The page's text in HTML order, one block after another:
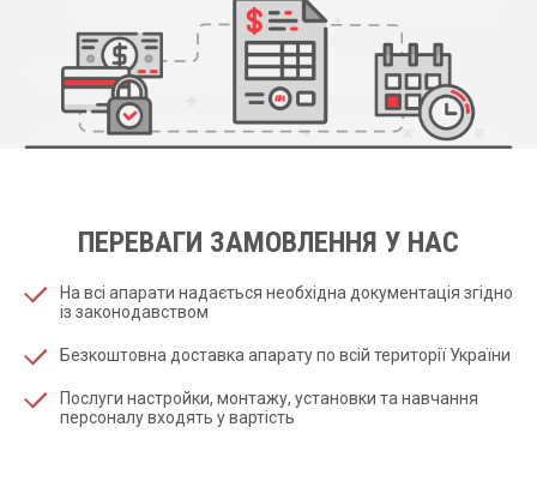
ПЕРЕВАГИ ЗАМОВЛЕННЯ У НАС
На всі апарати надається необхідна документація згідно
із законодавством
Безкоштовна доставка апарату по всій території України
Послуги настройки, монтажу, установки та навчання
персоналу входять у вартість